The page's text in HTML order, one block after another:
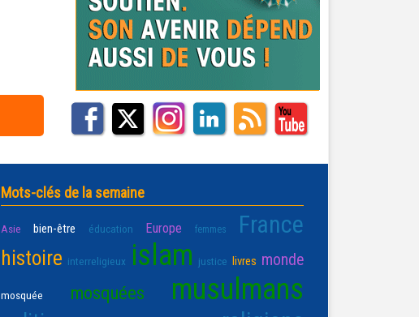
Mots-clés de la semaine
Asie bien-être éducation Europe femmes France
histoire interreligieux islam justice livres monde
mosquée mosquées musulmans